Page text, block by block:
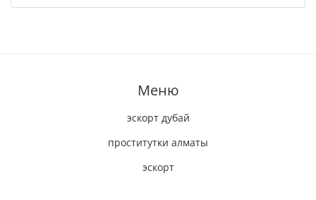
Меню
эскорт дубай
проститутки алматы
эскорт